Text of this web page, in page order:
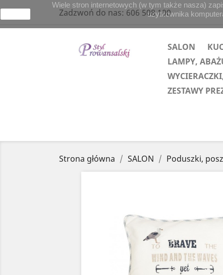
Zadzwoń do nas:606 508 100
SALON
LAMPY,
ZESTAWY
Strona główna SALON Poduszki,
Wiele stron internetowych (w tym także nasza)
użytkownika